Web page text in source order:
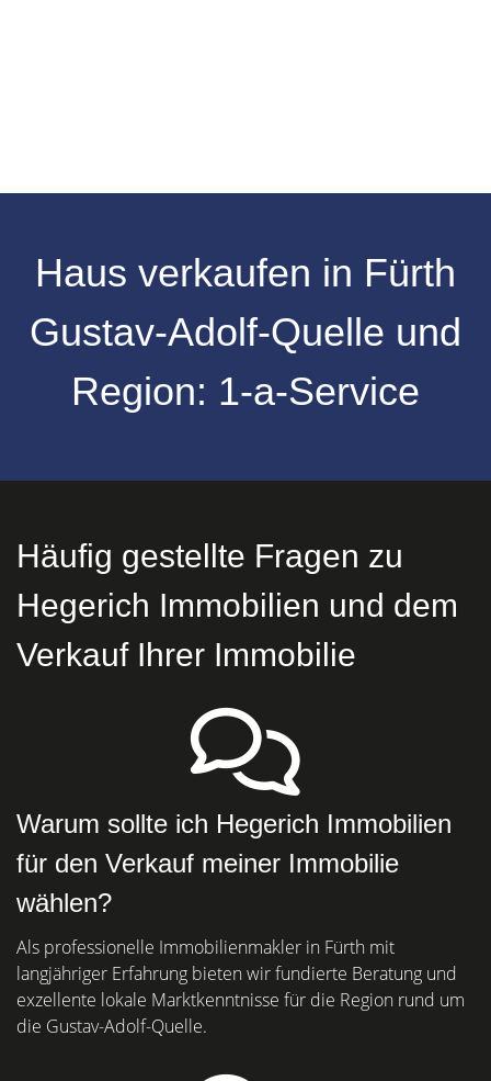
Haus verkaufen in Fürth
Gustav-Adolf-Quelle und
Region: 1-a-Service
Häufig gestellte Fragen zu
Hegerich Immobilien und dem
Verkauf Ihrer Immobilie
Warum sollte ich Hegerich Immobilien
für den Verkauf meiner Immobilie
wählen?
Als professionelle Immobilienmakler in Fürth mit
langjähriger Erfahrung bieten wir fundierte Beratung und
exzellente lokale Marktkenntnisse für die Region rund um
die Gustav-Adolf-Quelle.